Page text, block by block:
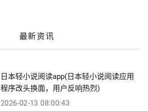
最新资讯
日本轻小说阅读app(日本轻小说阅读应用
程序改头换面，用户反响热烈)
2026-02-13 08:00:43